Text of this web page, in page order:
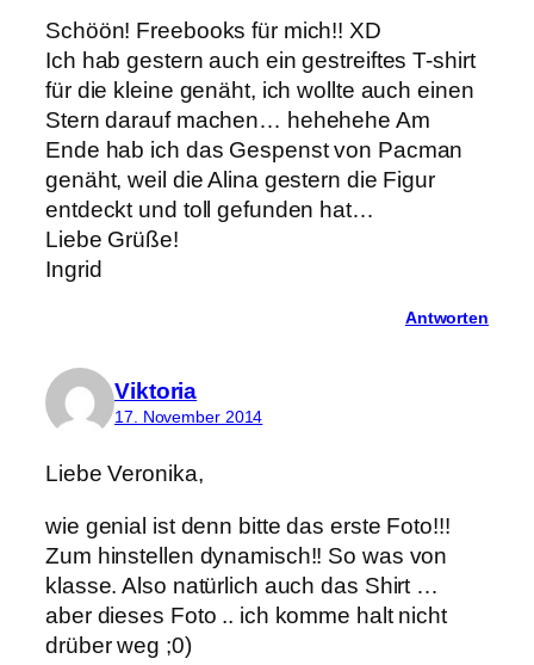
Schöön! Freebooks für mich!! XD
Ich hab gestern auch ein gestreiftes T-shirt
für die kleine genäht, ich wollte auch einen
Stern darauf machen… hehehehe Am
Ende hab ich das Gespenst von Pacman
genäht, weil die Alina gestern die Figur
entdeckt und toll gefunden hat…
Liebe Grüße!
Ingrid
Antworten
Viktoria
17. November 2014
Liebe Veronika,
wie genial ist denn bitte das erste Foto!!!
Zum hinstellen dynamisch!! So was von
klasse. Also natürlich auch das Shirt …
aber dieses Foto .. ich komme halt nicht
drüber weg ;0)